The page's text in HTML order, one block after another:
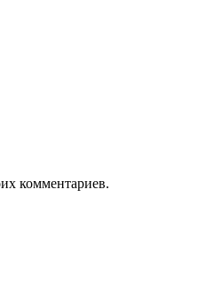
комментариев.